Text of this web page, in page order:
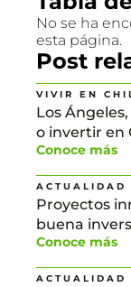
No se ha
esta página.
Post
VIVIR EN
Los
o invertir en
Conoce más
ACTUALIDAD
Proyectos
buena
Conoce más
ACTUALIDAD